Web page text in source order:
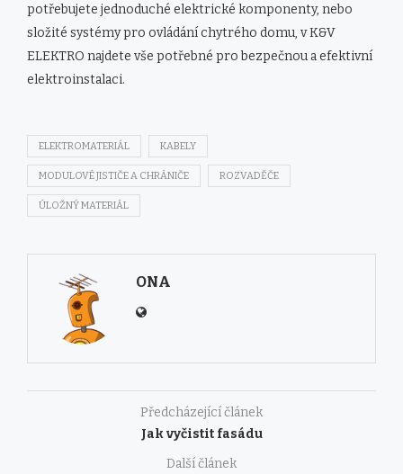
potřebujete jednoduché elektrické komponenty, nebo
složité systémy pro ovládání chytrého domu, v K&V
ELEKTRO najdete vše potřebné pro bezpečnou a efektivní
elektroinstalaci.
ELEKTROMATERIÁL KABELY
MODULOVÉ JISTIČE A CHRÁNIČE ROZVADĚČE
ÚLOŽNÝ MATERIÁL
ONA
Předcházející článek
Jak vyčistit fasádu
Další článek